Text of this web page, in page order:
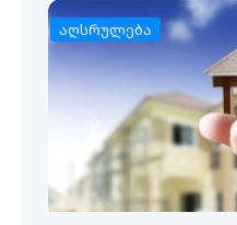
აღსრულება